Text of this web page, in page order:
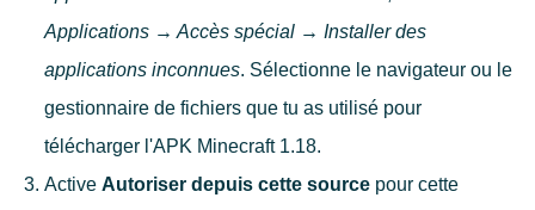
Applications → Accès spécial → Installer des
applications inconnues. Sélectionne le navigateur ou le
gestionnaire de fichiers que tu as utilisé pour
télécharger l'APK Minecraft 1.18.
Active Autoriser depuis cette sourcepour cette